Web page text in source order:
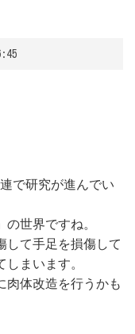
で研究が進んでい
世界ですね。
して手足を損傷して
まいます。
肉体改造を行うかも